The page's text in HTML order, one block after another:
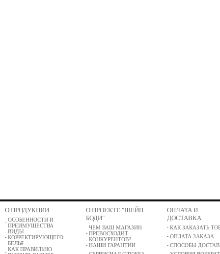
О ПРОДУКЦИИ
ОСОБЕННОСТИ И
ПРЕИМУЩЕСТВА
ВИДЫ
КОРРЕКТИРУЮЩЕГО
БЕЛЬЯ
КАК ПРАВИЛЬНО
О ПРОЕКТЕ "ШЕЙП
БОДИ"
ЧЕМ ВАШ МАГАЗИН
ПРЕВОСХОДИТ
КОНКУРЕНТОВ?
НАШИ ГАРАНТИИ
ОПЛАТА И
ДОСТАВКА
КАК ЗАКАЗАТЬ
ОПЛАТА ЗАКАЗА
СПОСОБЫ